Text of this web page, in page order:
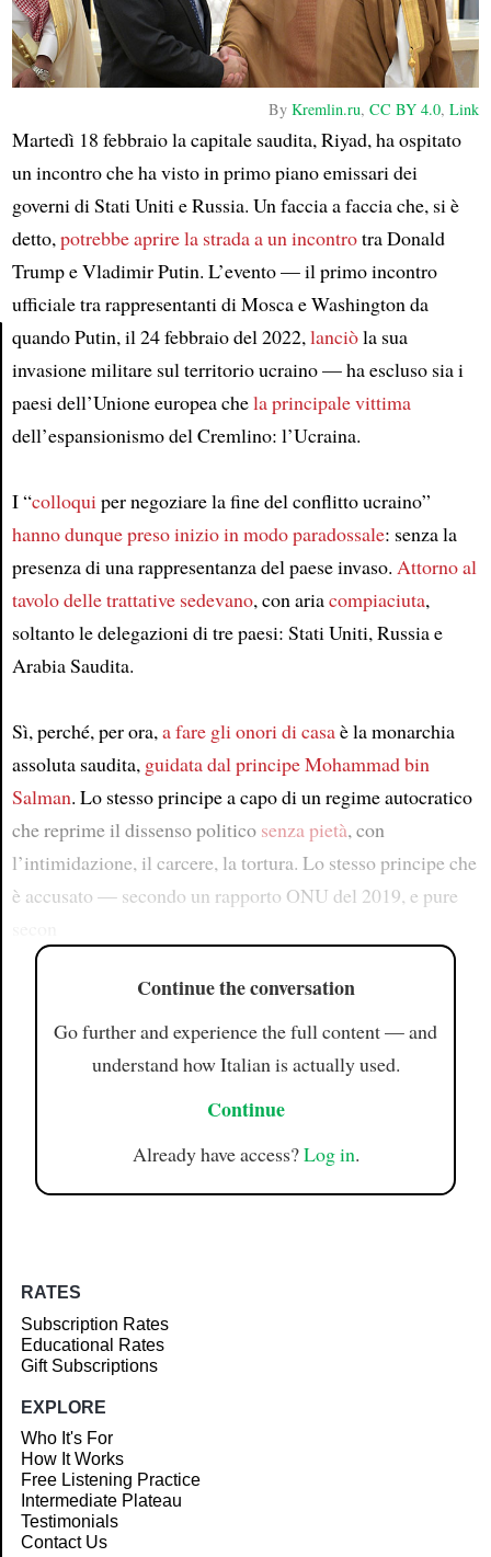
ByKremlin.ru,CC BY 4.0,Link
Martedì 18 febbraio la capitale saudita, Riyad, ha ospitato
un incontro che ha visto in primo piano emissari dei
governi di Stati Uniti e Russia. Un faccia a faccia che, si è
detto,potrebbe aprire la strada a un incontrotra Donald
Trump e Vladimir Putin. L’evento — il primo incontro
ufficiale tra rappresentanti di Mosca e Washington da
quando Putin, il 24 febbraio del 2022,lanciòla sua
invasione militare sul territorio ucraino — ha escluso sia i
paesi dell’Unione europea chela principale vittima
dell’espansionismo del Cremlino: l’Ucraina.
I “colloquiper negoziare la fine del conflitto ucraino”
hanno dunque preso inizio in modo paradossale: senza la
presenza di una rappresentanza del paese invaso. Attorno al
tavolo delle trattative sedevano, con ariacompiaciuta,
soltanto le delegazioni di tre paesi: Stati Uniti, Russia e
Arabia Saudita.
Sì, perché, per ora,a fare gli onori di casaè la monarchia
assoluta saudita, guidata dal principe Mohammad bin
Salman. Lo stesso principe a capo di un regime autocratico
che reprime il dissenso politico senza pietà, con
l’intimidazione, il carcere, la tortura. Lo stesso principe che
è accusato — secondo un rapporto ONU del 2019, e pure
Continue the conversation
Go further and experience the full content — and
understand how Italian is actually used.
Continue
Already have access?Log in.
RATES
Subscription Rates
Educational Rates
Gift Subscriptions
EXPLORE
Who It's For
How It Works
Free Listening Practice
Intermediate Plateau
Testimonials
Contact Us